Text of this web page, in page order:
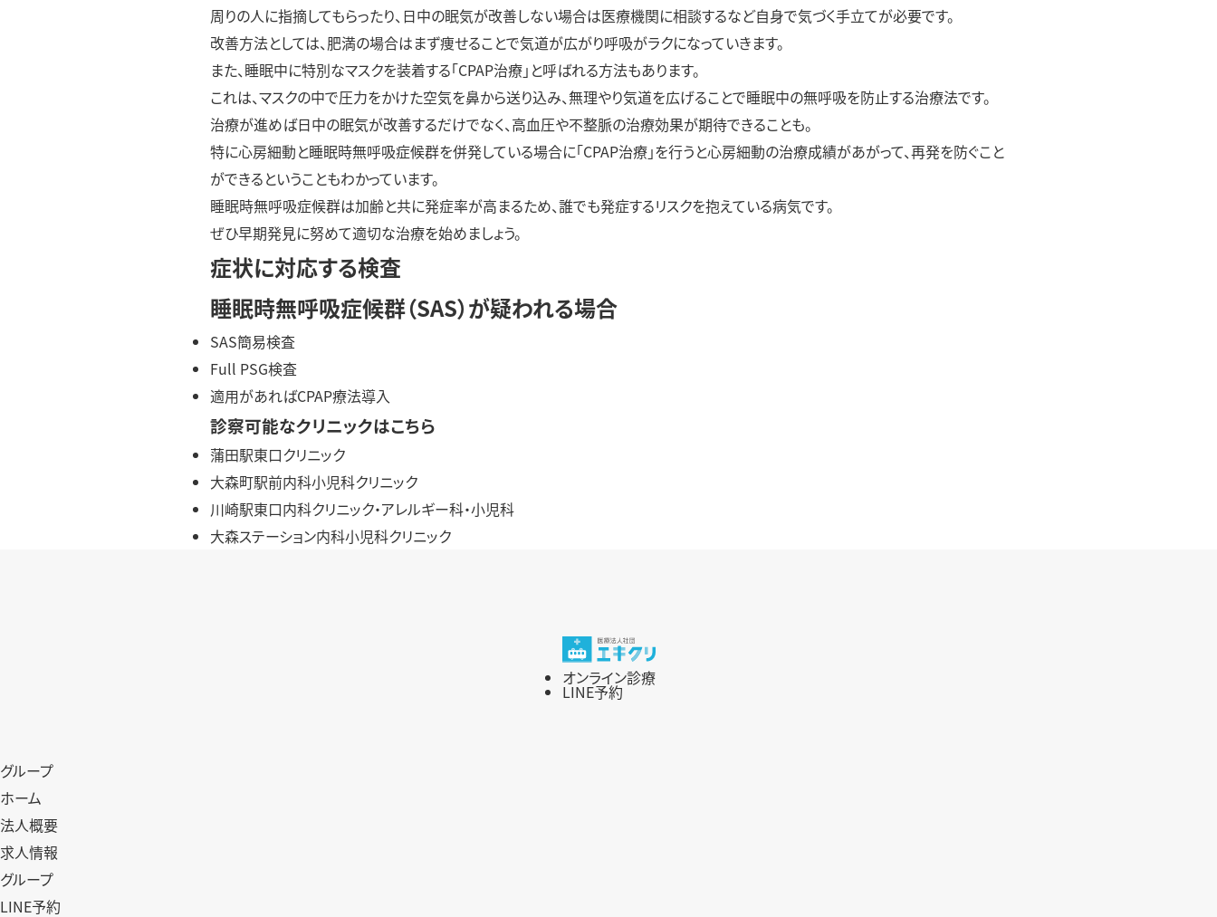
周りの人に指摘してもらったり、日中の眠気が改善しない場合は医療機関に相談するなど自身で気づく手立てが必要です。
改善方法としては、肥満の場合はまず痩せることで気道が広がり呼吸がラクになっていきます。
また、睡眠中に特別なマスクを装着する「CPAP治療」と呼ばれる方法もあります。
これは、マスクの中で圧力をかけた空気を鼻から送り込み、無理やり気道を広げることで睡眠中の無呼吸を防止する治療法です。
治療が進めば日中の眠気が改善するだけでなく、高血圧や不整脈の治療効果が期待できることも。
特に心房細動と睡眠時無呼吸症候群を併発している場合に「CPAP治療」を行うと心房細動の治療成績があがって、再発を防ぐこと
ができるということもわかっています。
睡眠時無呼吸症候群は加齢と共に発症率が高まるため、誰でも発症するリスクを抱えている病気です。
ぜひ早期発見に努めて適切な治療を始めましょう。
症状に対応する検査
睡眠時無呼吸症候群（SAS）が疑われる場合
SAS簡易検査
Full PSG検査
適用があればCPAP療法導入
診察可能なクリニックはこちら
蒲田駅東口クリニック
大森町駅前内科小児科クリニック
川崎駅東口内科クリニック・アレルギー科・小児科
大森ステーション内科小児科クリニック
オンライン診療
LINE予約
グループ
ホーム
法人概要
求人情報
グループ
LINE予約